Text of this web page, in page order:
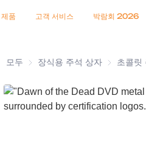
제품 고객 서비스 박람회 2026
모두 장식용 주석 상자 장식용 주
초콜릿